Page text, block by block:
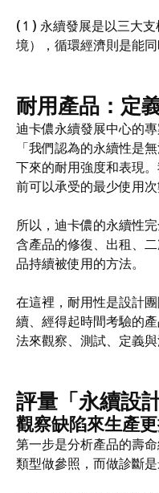
(↿) 永續發展是以三大
境），循環經濟則是能
耐用產品：定
迪卡儂永續發展中心的
「我們認為的永續性是
下來的耐用強度和表現
前可以承受的最少使用
所以，迪卡儂的永續性
含產品的修復、出租、
品持續被使用的方法。
在這裡，耐用性是設計
續、經得起時間考驗的
法來觀察、測試、定義與
評量「永續設
觀察缺陷來生產
第一步是分析產品的壽
類型做參照，而做診斷是